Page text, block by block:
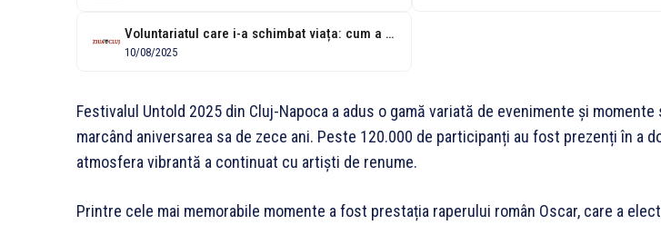
Voluntariatul care i-a schimbat viața: cum a ajuns o tânără din Cluj...
10/08/2025
Festivalul Untold 2025 din Cluj-Napoca a adus o gamă variată de evenimente și
marcând aniversarea sa de zece ani. Peste 120.000 de participanți au fost prezenți în a
atmosfera vibrantă a continuat cu artiști de renume.
Printre cele mai memorabile momente a fost prestația raperului român Oscar, care a